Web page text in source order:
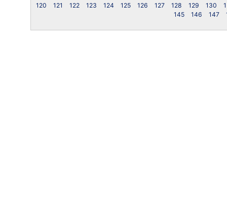
120
121 122 123 124 125 126 127 128 129 130
145
146 147